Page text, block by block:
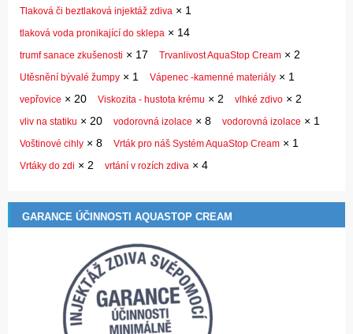
Tlaková či beztlaková injektáž zdiva × 1
tlaková voda pronikající do sklepa × 14
trumf sanace zkušenosti × 17 Trvanlivost AquaStop Cream × 2
Utěsnění bývalé žumpy × 1 Vápenec -kamenné materiály × 1
vepřovice × 20 Viskozita - hustota krému × 2 vlhké zdivo × 2
vliv na statiku × 20 vodorovná izolace × 8 vodorovná izolace × 1
Voštinové cihly × 8 Vrták pro náš Systém AquaStop Cream × 1
Vrtáky do zdi × 2 vrtání v rozích zdiva × 4
GARANCE ÚČINNOSTI AQUASTOP CREAM